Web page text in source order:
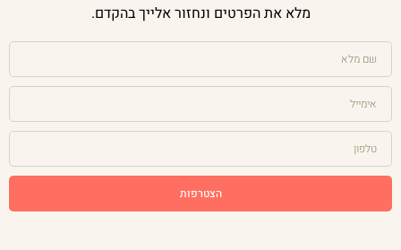
מלא את הפרטים ונחזור אלייך בהקדם.
הצטרפות